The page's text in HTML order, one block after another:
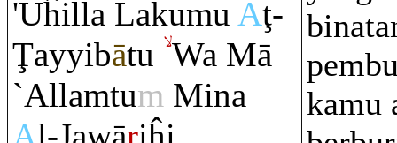
'Uĥilla Lakumu Aţ-
Ţayyibātu Wa Mā
`Allamtum Mina
kamu